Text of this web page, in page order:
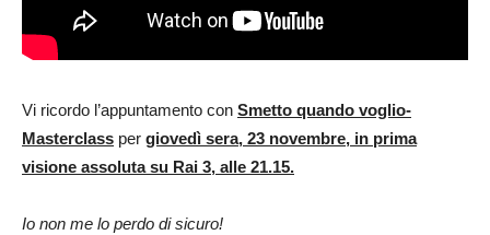
Vi ricordo l’appuntamento con Smetto quando voglio-
Masterclass per giovedì sera, 23 novembre, in prima
visione assoluta su Rai 3, alle 21.15.
Io non me lo perdo di sicuro!